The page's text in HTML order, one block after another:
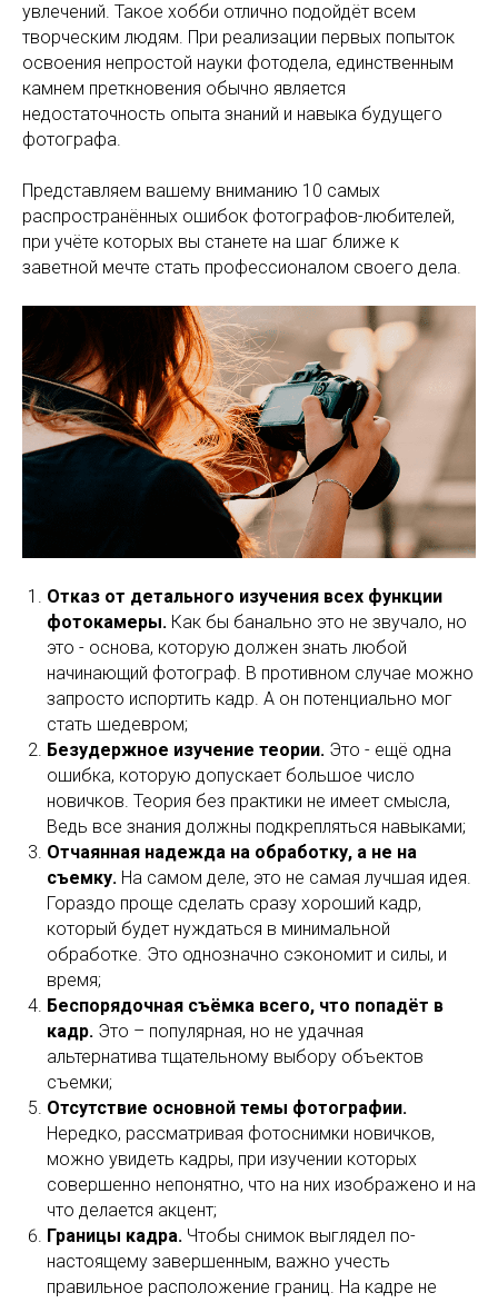
увлечений. Такое хобби отлично подойдёт всем
творческим людям. При реализации первых попыток
освоения непростой науки фотодела, единственным
камнем преткновения обычно является
недостаточность опыта знаний и навыка будущего
фотографа.
Представляем вашему вниманию 10 самых
распространённых ошибок фотографов-любителей,
при учёте которых вы станете на шаг ближе к
заветной мечте стать профессионалом своего дела.
Отказ от детального изучения всех функции
фотокамеры. Как бы банально это не звучало, но
это - основа, которую должен знать любой
начинающий фотограф. В противном случае можно
запросто испортить кадр. А он потенциально мог
стать шедевром;
Безудержное изучение теории. Это - ещё одна
ошибка, которую допускает большое число
новичков. Теория без практики не имеет смысла,
Ведь все знания должны подкрепляться навыками;
Отчаянная надежда на обработку, а не на
съемку. На самом деле, это не самая лучшая идея.
Гораздо проще сделать сразу хороший кадр,
который будет нуждаться в минимальной
обработке. Это однозначно сэкономит и силы, и
время;
Беспорядочная съёмка всего, что попадёт в
кадр. Это – популярная, но не удачная
альтернатива тщательному выбору объектов
съемки;
Отсутствие основной темы фотографии.
Нередко, рассматривая фотоснимки новичков,
можно увидеть кадры, при изучении которых
совершенно непонятно, что на них изображено и на
что делается акцент;
Границы кадра. Чтобы снимок выглядел по-
настоящему завершенным, важно учесть
правильное расположение границ. На кадре не